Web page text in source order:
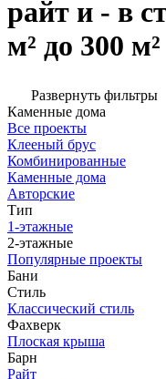
райт и - в
м² до 300
Развернуть фильтры
Каменные дома
Все проекты
Клееный брус
Комбинированные
Каменные дома
Авторские
Тип
1-этажные
2-этажные
Популярные проекты
Бани
Стиль
Классический стиль
Фахверк
Плоская крыша
Барн
Райт